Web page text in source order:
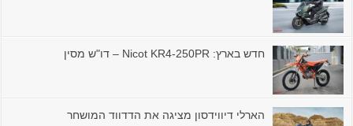
חדש בארץ: Nicot KR4-250PR – דו"ש מסין
הארלי דיווידסון מציגה את הדדווד המושחר